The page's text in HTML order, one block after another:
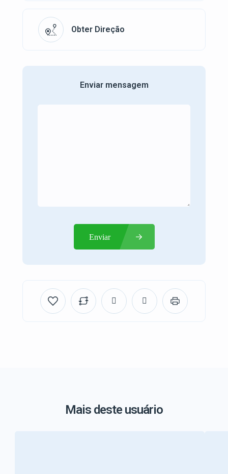
Obter Direção
Enviar mensagem
Enviar
Mais deste usuário